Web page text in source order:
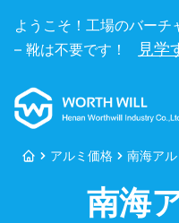
ようこそ！工場のバーチ
– 靴は不要です！
見学
Worthwill
ホームアルミ価格 南海ア
南海